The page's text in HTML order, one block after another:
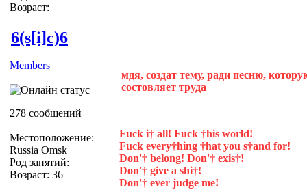
Возраст:
6(s[i]c)6
Members
278 сообщений
Местоположение:
Russia Omsk
Род занятий:
Возраст: 36
мдя, создат тему, ради песню,
состовляет труда
Fuck i† all! Fuck †his world!
Fuck every†hing †hat you s†and for!
Don'† belong! Don'† exis†!
Don'† give a shi†!
Don'† ever judge me!